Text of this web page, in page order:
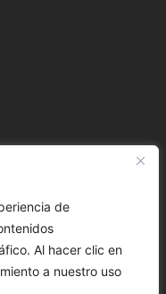
de
Al hacer clic en
a nuestro uso